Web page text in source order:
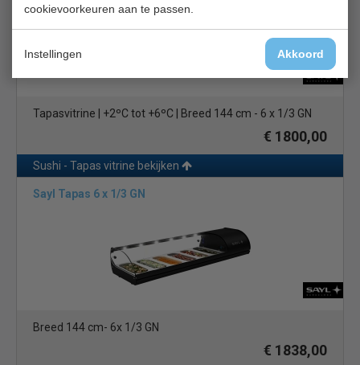
cookievoorkeuren aan te passen.
Instellingen Akkoord
Tapasvitrine | +2ºC tot +6ºC | Breed 144 cm - 6 x 1/3 GN
€ 1800,00
Sushi - Tapas vitrine bekijken
Sayl Tapas 6 x 1/3 GN
Breed 144 cm- 6x 1/3 GN
€ 1838,00